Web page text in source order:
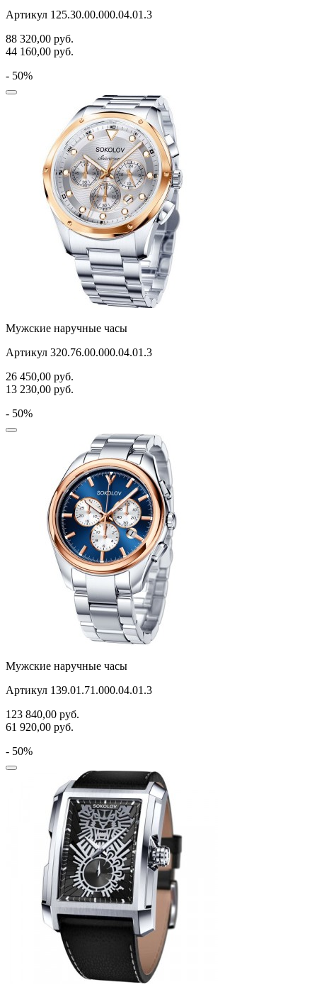
Артикул 125.30.00.000.04.01.3
88 320,00 руб.
44 160,00 руб.
- 50%
Мужские наручные часы
Артикул 320.76.00.000.04.01.3
26 450,00 руб.
13 230,00 руб.
- 50%
Мужские наручные часы
Артикул 139.01.71.000.04.01.3
123 840,00 руб.
61 920,00 руб.
- 50%